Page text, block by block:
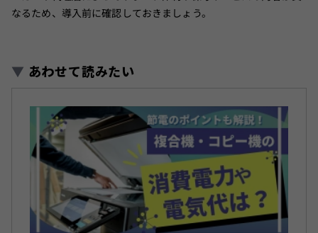
なるため、導入前に確認しておきましょう。
▼ あわせて読みたい